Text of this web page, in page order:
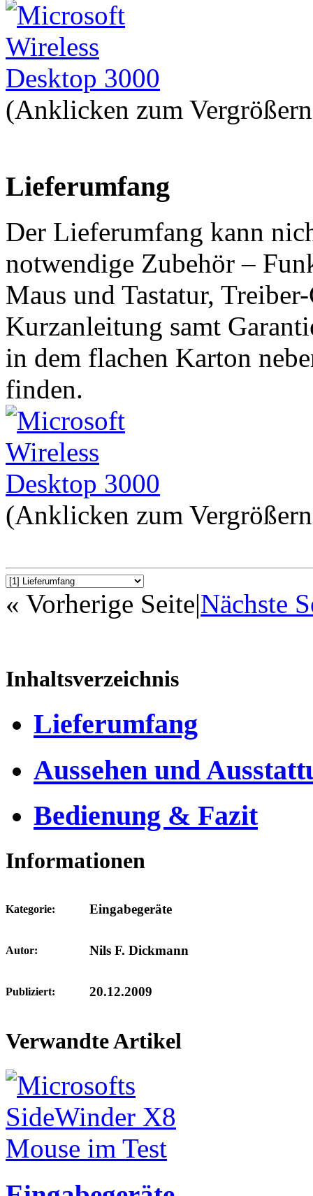
(Anklicken zum
Lieferumfang
Der Lieferumfang kann
notwendige Zubehör –
Maus und Tastatur,
Kurzanleitung samt
in dem flachen Karton
finden.
(Anklicken zum
« Vorherige Seite|Nächste
Inhaltsverzeichnis
Lieferumfang
Aussehen und
Bedienung & Fazit
Informationen
Kategorie: Eingabegeräte
Autor: Nils F. Dickmann
Publiziert: 20.12.2009
Verwandte Artikel